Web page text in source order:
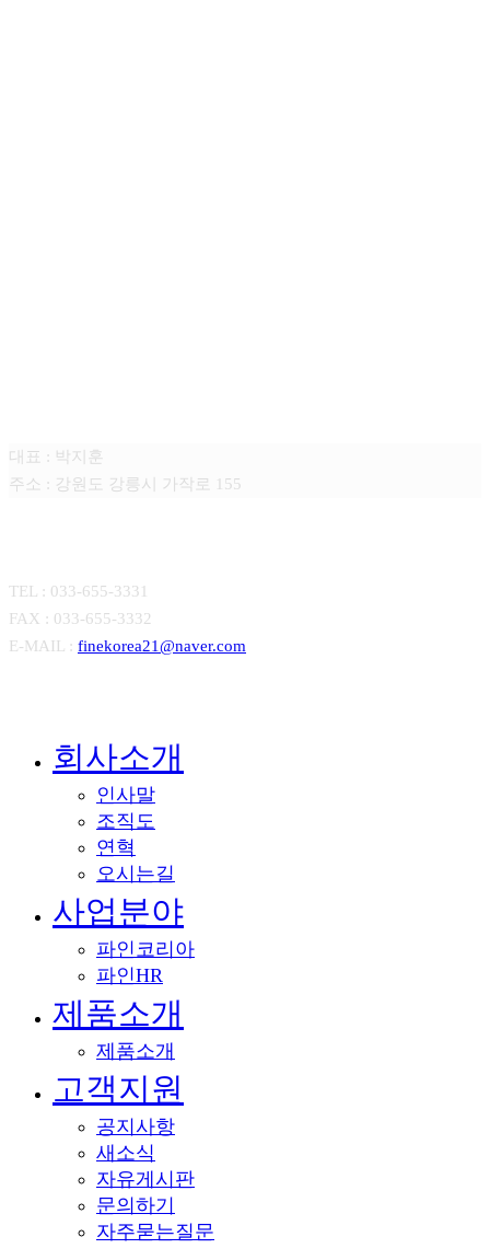
대표 : 박지훈
주소 : 강원도 강릉시 가작로 155
TEL : 033-655-3331
FAX : 033-655-3332
E-MAIL : finekorea21@naver.com
Menu
회사소개
인사말
조직도
연혁
오시는길
사업분야
파인코리아
파인HR
제품소개
제품소개
고객지원
공지사항
새소식
자유게시판
문의하기
자주묻는질문